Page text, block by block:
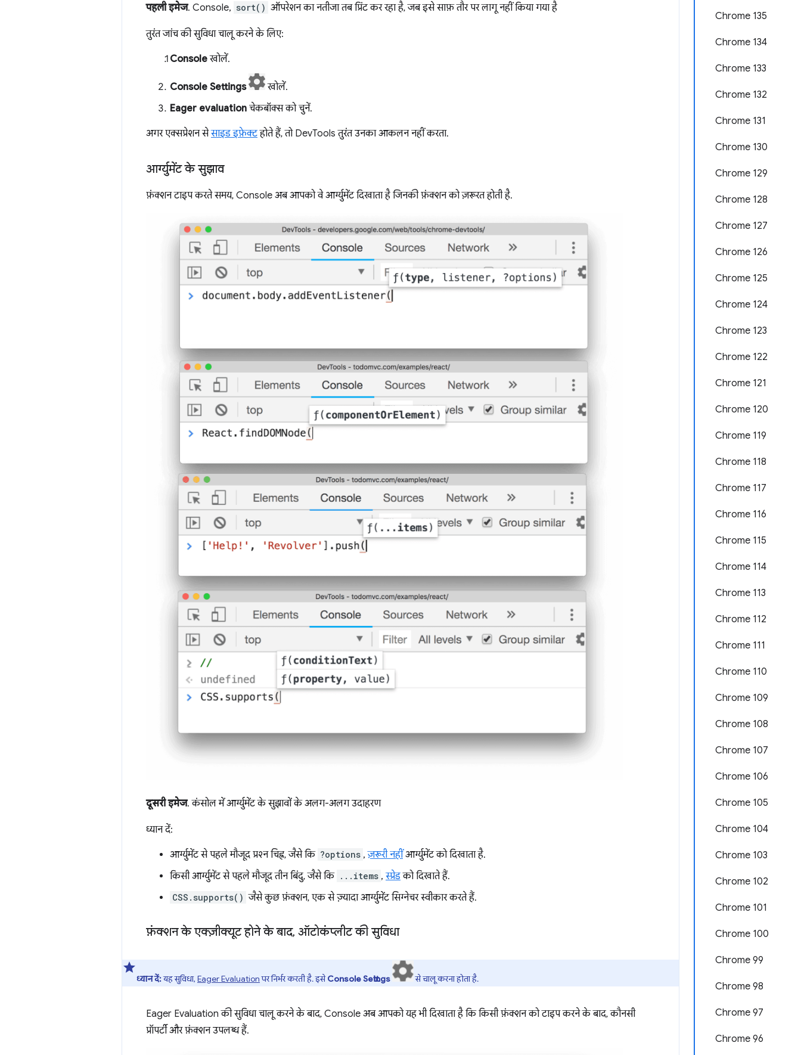
Chrome 135
Chrome 134
Chrome 133
Chrome 132
Chrome 131
Chrome 130
Chrome 129
Chrome 128
Chrome 127
Chrome 126
Chrome 125
Chrome 124
Chrome 123
Chrome 122
Chrome 121
Chrome 120
Chrome 119
Chrome 118
Chrome 117
Chrome 116
Chrome 115
Chrome 114
Chrome 113
Chrome 112
Chrome 111
Chrome 110
Chrome 109
Chrome 108
Chrome 107
Chrome 106
Chrome 105
Chrome 104
Chrome 103
Chrome 102
Chrome 101
Chrome 100
Chrome 99
Chrome 98
Chrome 97
Chrome 96
पहली इमेज. Console, sort() ऑपरेशन का नतीजा तब प्रिंट कर रहा है, जब इसे साफ़ तौर पर लागू नहीं किया गया है
तुरंत जांच की सुविधा चालू करने के लिए:
Consoleखोलें.
Console Settings
खोलें.
Eager evaluation चेकबॉक्स को चुनें.
अगर एक्सप्रेशन सेसाइड इफ़ेक्टहोते हैं, तो DevTools तुरंत उनका आकलन नहीं करता.
आर्ग्युमेंट के सुझाव
फ़ंक्शन टाइप करते समय, Console अब आपको वे आर्ग्युमेंट दिखाता है जिनकी फ़ंक्शन को ज़रूरत होती है.
दूसरी इमेज. कंसोल में आर्ग्युमेंट के सुझावों के अलग-अलग उदाहरण
ध्यान दें:
आर्ग्युमेंट से पहले मौजूद प्रश्न चिह्न, जैसे कि ?options ,ज़रूरी नहींआर्ग्युमेंट को दिखाता है.
किसी आर्ग्युमेंट से पहले मौजूद तीन बिंदु, जैसे कि ...items , स्प्रेडको दिखाते हैं.
CSS.supports() जैसे कुछ फ़ंक्शन, एक से ज़्यादा आर्ग्युमेंट सिग्नेचर स्वीकार करते हैं.
फ़ंक्शन के एक्ज़ीक्यूट होने के बाद, ऑटोकंप्लीट की सुविधा
ध्यान दें:यह सुविधा, Eager Evaluationपर निर्भर करती है. इसेConsole Settings से चालू करना होता है.
Eager Evaluation की सुविधा चालू करने के बाद, Console अब आपको यह भी दिखाता है कि किसी फ़ंक्शन को टाइप करने के बाद, कौनसी
प्रॉपर्टी और फ़ंक्शन उपलब्ध हैं.